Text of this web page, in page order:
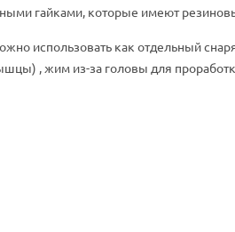
гайками, которые имеют
использовать как отдельный
, жим из-за головы для